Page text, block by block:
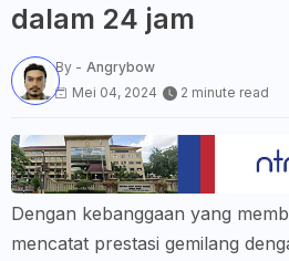
dalam 24 jam
By - Angrybow
Mei 04, 2024
2 minute read
Dengan kebanggaan yang
mencatat prestasi gemilang